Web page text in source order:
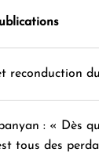
reconduction
: « Dès
tous des